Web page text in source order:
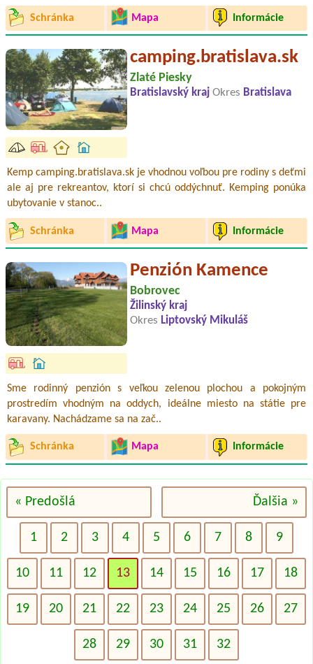
Schránka Mapa Informácie
camping.bratislava.sk
Zlaté Piesky
Bratislavský kraj Okres Bratislava
Kemp camping.bratislava.sk je vhodnou voľbou pre rodiny s deťmi
ale aj pre rekreantov, ktorí si chcú oddýchnuť. Kemping ponúka
ubytovanie v stanoc..
Schránka Mapa Informácie
Penzión Kamence
Bobrovec
Žilinský kraj
Okres Liptovský Mikuláš
Sme rodinný penzión s veľkou zelenou plochou a pokojným
prostredím vhodným na oddych, ideálne miesto na státie pre
karavany. Nachádzame sa na zač..
Schránka Mapa Informácie
« Predošlá Ďalšia »
1 2 3 4 5 6 7 8 9
10 11 12 13 14 15 16 17 18
19 20 21 22 23 24 25 26 27
28 29 30 31 32